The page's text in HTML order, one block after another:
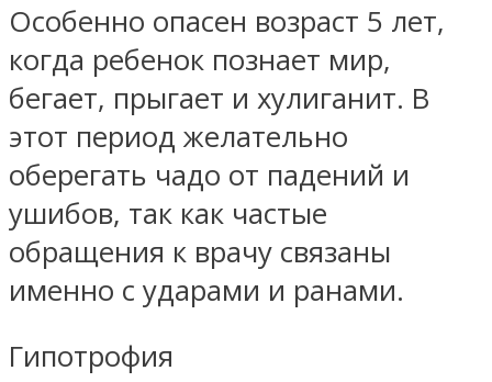
Особенно опасен возраст 5 лет,
когда ребенок познает мир,
бегает, прыгает и хулиганит. В
этот период желательно
оберегать чадо от падений и
ушибов, так как частые
обращения к врачу связаны
именно с ударами и ранами.
Гипотрофия